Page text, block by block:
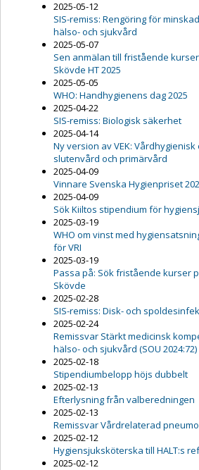
2025-05-12
SIS-remiss: Rengöring för
hälso- och sjukvård
2025-05-07
Sen anmälan till fristående
Skövde HT 2025
2025-05-05
WHO: Handhygienens dag 2025
2025-04-22
SIS-remiss: Biologisk säkerhet
2025-04-14
Ny version av VEK:
slutenvård och primärvård
2025-04-09
Vinnare Svenska Hygienpriset
2025-04-09
Sök Kiiltos stipendium för
2025-03-19
WHO om vinst med
för VRI
2025-03-19
Passa på: Sök fristående kurser
Skövde
2025-02-28
SIS-remiss: Disk- och
2025-02-24
Remissvar Stärkt medicinsk
hälso- och sjukvård (SOU 2024:72)
2025-02-18
Stipendiumbelopp höjs dubbelt
2025-02-13
Efterlysning från valberedningen
2025-02-13
Remissvar Vårdrelaterad
2025-02-12
Hygiensjuksköterska till HALT:s
2025-02-12